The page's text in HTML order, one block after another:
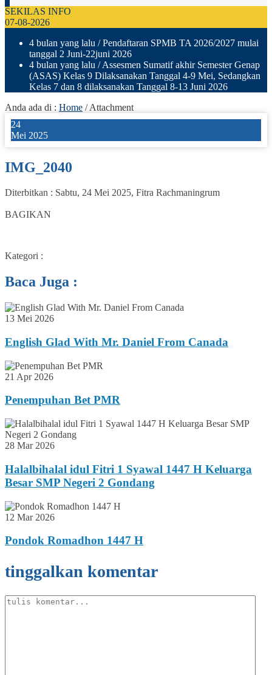
SEKILAS INFO
07-08-2026
4 bulan yang lalu / Pendaftaran SPMB TA 2026/2027 mulai
tanggal 2 Juni-22juni 2026
4 bulan yang lalu / Assesmen Sumatif akhir Semester Genap
(ASAS) Kelas 9 Dilaksanakan Tanggal 4-9 Mei, Sedangkan
Kelas 7 dan 8 dilaksanakan Tanggal 8-13 Juni 2026
Anda ada di : Home / Attachment
24
Mei 2025
IMG_2040
Diterbitkan : Sabtu, 24 Mei 2025, Fitra Rachmaningrum
BAGIKAN
Kategori :
Baca Juga :
13 Mei 2026
English Glad With Mr. Daniel From Canada
21 Apr 2026
Penempuhan Bet PMR
28 Mar 2026
Halalbihalal idul Fitri 1 Syawal 1447 H Keluarga
Besar SMP Negeri 2 Gondang
12 Mar 2026
Pondok Romadhon 1447 H
tinggalkan komentar